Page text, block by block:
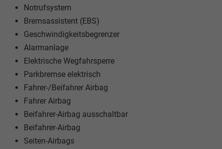
Notrufsystem
Bremsassistent (EBS)
Geschwindigkeitsbegrenzer
Alarmanlage
Elektrische Wegfahrsperre
Parkbremse elektrisch
Fahrer-/Beifahrer Airbag
Fahrer Airbag
Beifahrer-Airbag ausschaltbar
Beifahrer-Airbag
Seiten-Airbags